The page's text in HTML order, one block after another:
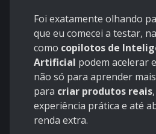
Foi exatamente olhando
que eu comecei a testar,
como copilotos de
Artificial podem acelerar
não só para aprender
para criar produtos reais
experiência prática e até
renda extra.